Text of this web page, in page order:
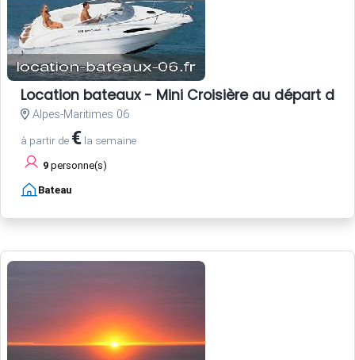
Location bateaux - Mini Croisière au départ de
Alpes-Maritimes 06
à partir de € la semaine
9 personne(s)
Bateau